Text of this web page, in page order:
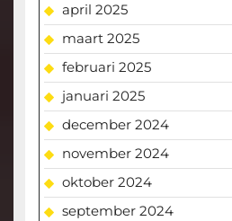
april 2025
maart 2025
februari 2025
januari 2025
december 2024
november 2024
oktober 2024
september 2024